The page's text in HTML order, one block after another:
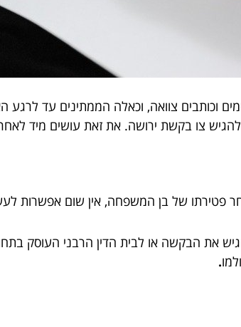
וכותבים צוואה, וכאלה הממתינים עד
צו בקשת ירושה. את זאת עושים מיד
פטירתו של בן המשפחה, אין שום אפשרות
את הבקשה או לבית הדין הרבני העוסק
.